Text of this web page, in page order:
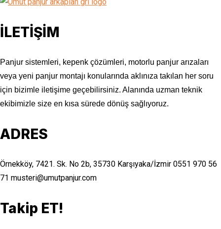
İLETİŞİM
Panjur sistemleri, kepenk çözümleri, motorlu panjur arızaları
veya yeni panjur montajı konularında aklınıza takılan her soru
için bizimle iletişime geçebilirsiniz. Alanında uzman teknik
ekibimizle size en kısa sürede dönüş sağlıyoruz.
ADRES
Örnekköy, 7421. Sk. No 2b, 35730 Karşıyaka/İzmir 0551 970 56
71 musteri@umutpanjur.com
Takip ET!